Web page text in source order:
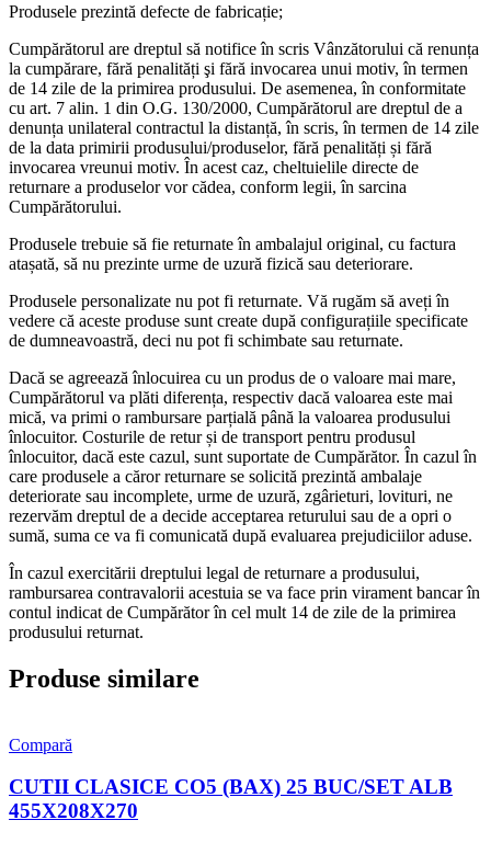
Produsele prezintă defecte de fabricație;
Cumpărătorul are dreptul să notifice în scris Vânzătorului că renunța
la cumpărare, fără penalități şi fără invocarea unui motiv, în termen
de 14 zile de la primirea produsului. De asemenea, în conformitate
cu art. 7 alin. 1 din O.G. 130/2000, Cumpărătorul are dreptul de a
denunța unilateral contractul la distanță, în scris, în termen de 14 zile
de la data primirii produsului/produselor, fără penalități și fără
invocarea vreunui motiv. În acest caz, cheltuielile directe de
returnare a produselor vor cădea, conform legii, în sarcina
Cumpărătorului.
Produsele trebuie să fie returnate în ambalajul original, cu factura
atașată, să nu prezinte urme de uzură fizică sau deteriorare.
Produsele personalizate nu pot fi returnate. Vă rugăm să aveți în
vedere că aceste produse sunt create după configurațiile specificate
de dumneavoastră, deci nu pot fi schimbate sau returnate.
Dacă se agreează înlocuirea cu un produs de o valoare mai mare,
Cumpărătorul va plăti diferența, respectiv dacă valoarea este mai
mică, va primi o rambursare parțială până la valoarea produsului
înlocuitor. Costurile de retur și de transport pentru produsul
înlocuitor, dacă este cazul, sunt suportate de Cumpărător. În cazul în
care produsele a căror returnare se solicită prezintă ambalaje
deteriorate sau incomplete, urme de uzură, zgârieturi, lovituri, ne
rezervăm dreptul de a decide acceptarea returului sau de a opri o
sumă, suma ce va fi comunicată după evaluarea prejudiciilor aduse.
În cazul exercitării dreptului legal de returnare a produsului,
rambursarea contravalorii acestuia se va face prin virament bancar în
contul indicat de Cumpărător în cel mult 14 de zile de la primirea
produsului returnat.
Produse similare
Compară
CUTII CLASICE CO5 (BAX) 25 BUC/SET ALB
455X208X270